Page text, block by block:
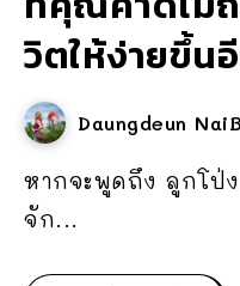
วิตให้ง่ายขึ้น
Daungdeun
หากจะพูดถึง ลูกโป่
จัก...